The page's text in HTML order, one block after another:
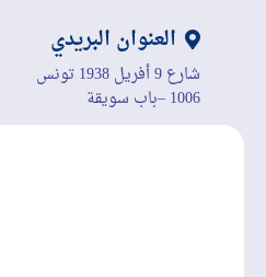
العنوان البريدي
شارع 9 أفريل 1938 تونس
1006 –باب سويقة